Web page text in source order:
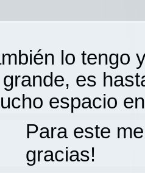
lo tengo
es
espacio
Para este
gracias!